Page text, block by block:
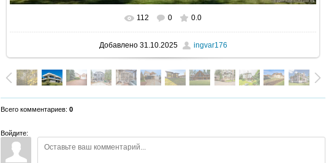
В реальном размере 1600x1067
112 0 0.0
Добавлено31.10.2025 ingvar176
Всего комментариев: 0
Войдите: